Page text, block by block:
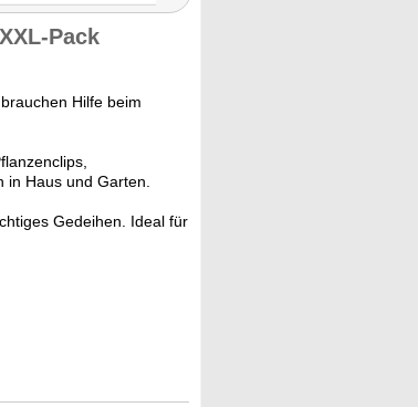
Pack
Hilfe beim
Haus und Garten.
Gedeihen. Ideal für